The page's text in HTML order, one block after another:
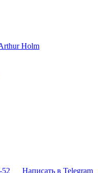
Holm
52
Написать в Telegram